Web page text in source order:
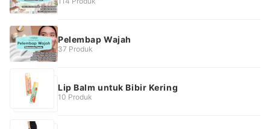
Pelembap Wajah
37 Produk
Lip Balm untuk Bibir Kering
10 Produk